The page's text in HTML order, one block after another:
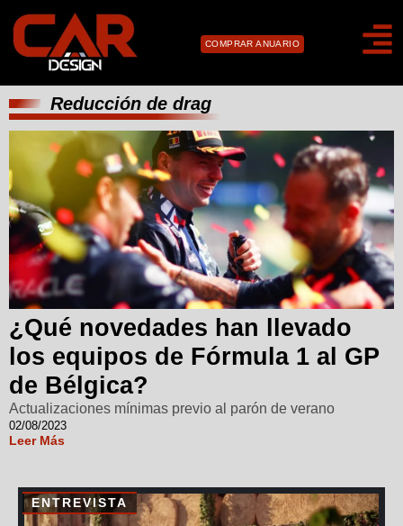
COMPRAR ANUARIO
Reducción de drag
¿Qué novedades han llevado
los equipos de Fórmula 1 al GP
de Bélgica?
Actualizaciones mínimas previo al parón de verano
02/08/2023
Leer Más
ENTREVISTA